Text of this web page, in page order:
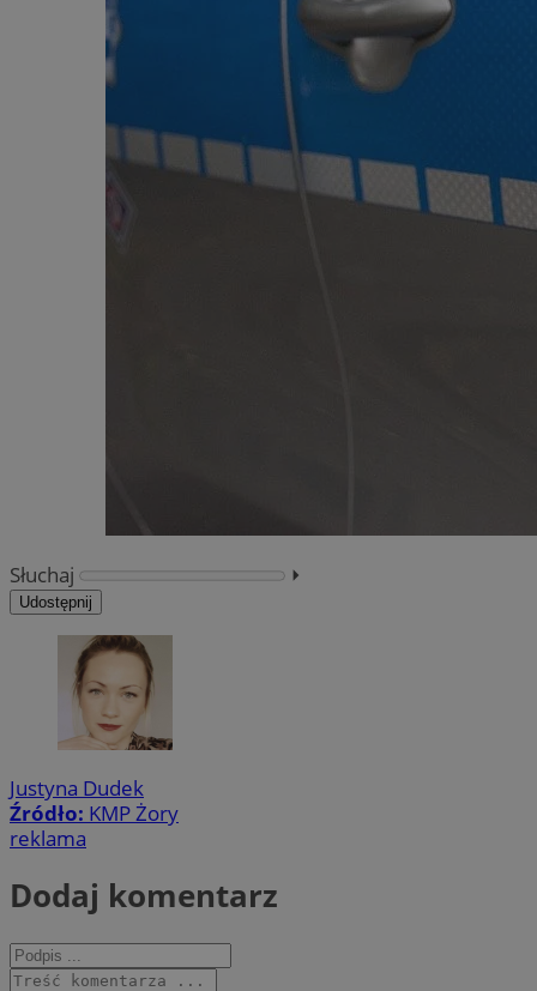
Słuchaj ⏵︎
Udostępnij
Justyna Dudek
Źródło: KMP Żory
reklama
Dodaj komentarz